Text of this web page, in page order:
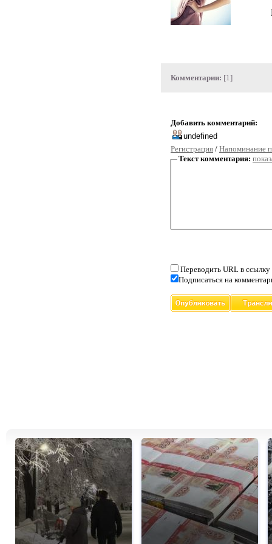
Комментарии: [1]
Добавить комментарий:
Регистрация / Напоминание
Текст комментария:
Переводить URL в ссылку
Подписаться на